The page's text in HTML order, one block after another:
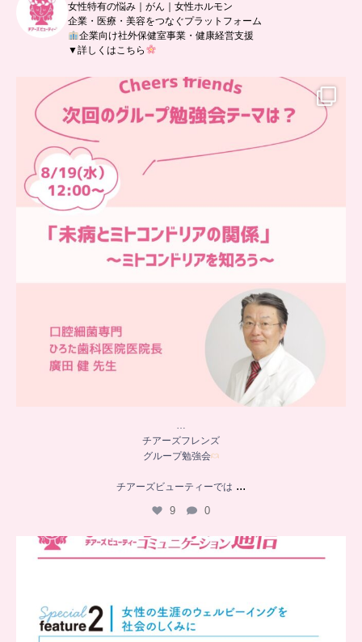
女性特有の悩み｜がん｜女性ホルモン
企業・医療・美容をつなぐプラットフォーム
企業向け社外保健室事業・健康経営支援
▼詳しくはこちら
…
グループ勉強会
…
チアーズフレンズ
グループ勉強会
チアーズビューティーでは ...
9 0
..
8